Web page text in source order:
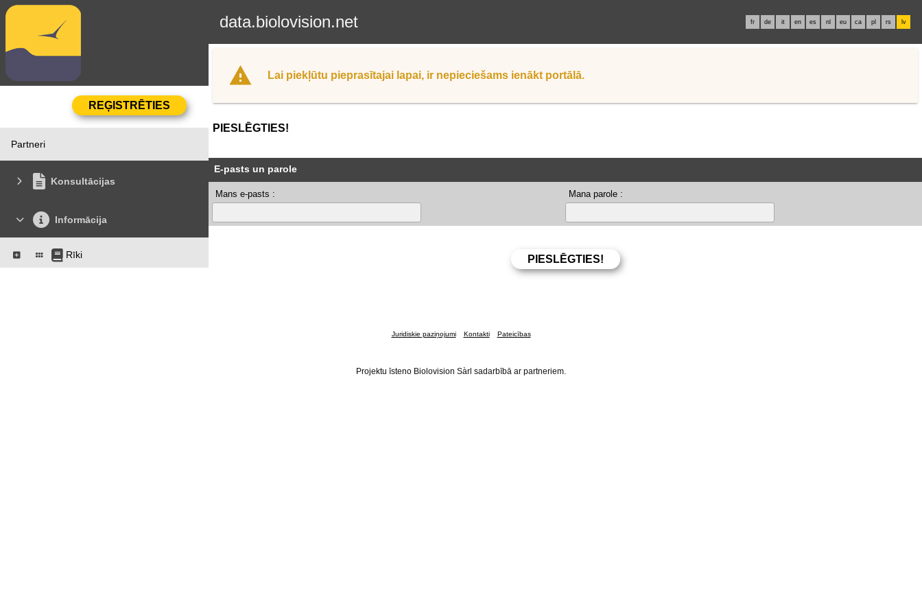
data.biolovision.net fr de it en es nl eu ca pl rs lv
Partneri
Konsultācijas
Informācija
Rīki
Lai piekļūtu pieprasītajai lapai, ir nepieciešams ienākt portālā.
PIESLĒGTIES!
E-pasts un parole
Mans e-pasts : Mana parole :
Juridiskie paziņojumi Kontakti Pateicības
Projektu īsteno Biolovision Sàrl sadarbībā ar partneriem.